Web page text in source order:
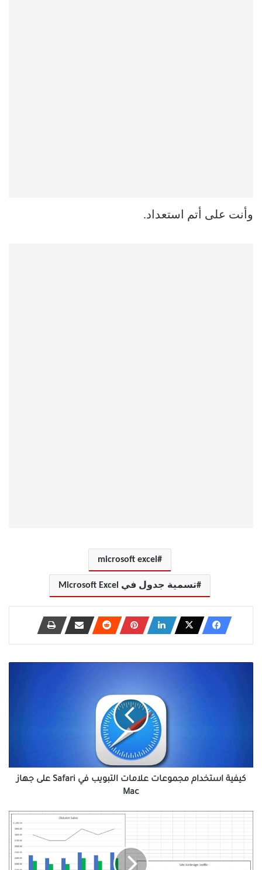
وأنت على أتم استعداد.
microsoft excel
تسمية جدول في Microsoft Excel
جهاز
Mac
كيفية استخدام مجموعات علامات التبويب في Safari على جهاز
Mac
كيفية
في